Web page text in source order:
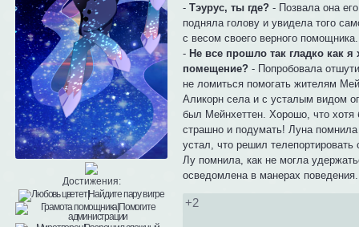
Достижения:
-Тэурус, ты где? - Позвала она
подняла голову и увидела того
с весом своего верного помощника.
- Не все прошло так гладко как
помещение? - Попробовала
не ломиться помогать жителям
Аликорн села и с усталым видом
был Мейнхеттен. Хорошо, что хотя
страшно и подумать! Луна помнила
устал, что решил
Лу помнила, как не могла
осведомлена в манерах поведения.
+2